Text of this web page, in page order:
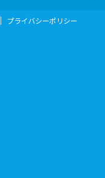
プライバシーポリシー